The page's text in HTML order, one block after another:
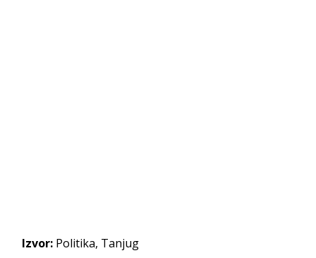
Izvor: Politika, Tanjug